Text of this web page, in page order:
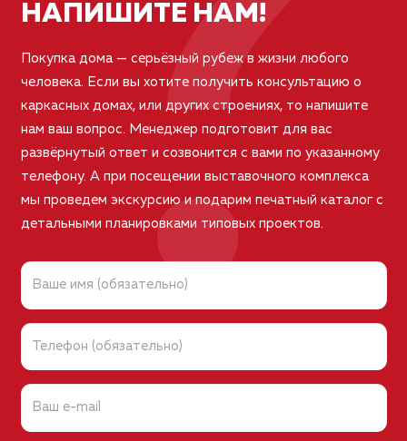
НАПИШИТЕ НАМ!
Покупка дома — серьёзный рубеж в жизни любого
человека. Если вы хотите получить консультацию о
каркасных домах, или других строениях, то напишите
нам ваш вопрос. Менеджер подготовит для вас
развёрнутый ответ и созвонится с вами по указанному
телефону. А при посещении выставочного комплекса
мы проведем экскурсию и подарим печатный каталог с
детальными планировками типовых проектов.